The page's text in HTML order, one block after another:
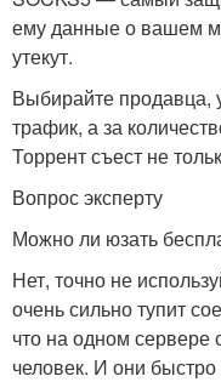
ему данные о вашем
утекут.
Выбирайте продавца,
трафик, а за
Торрент съест не
Вопрос эксперту
Можно ли юзать
Нет, точно не
очень сильно тупит
что на одном сервере
человек. И они